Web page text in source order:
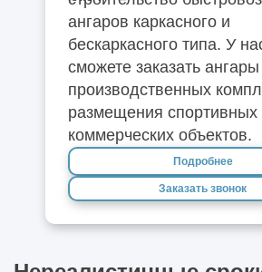
ангаров каркасного и
бескаркасного типа. У
сможете заказать
производственных
размещения спортивных
коммерческих объектов.
Подробнее
Заказать звонок